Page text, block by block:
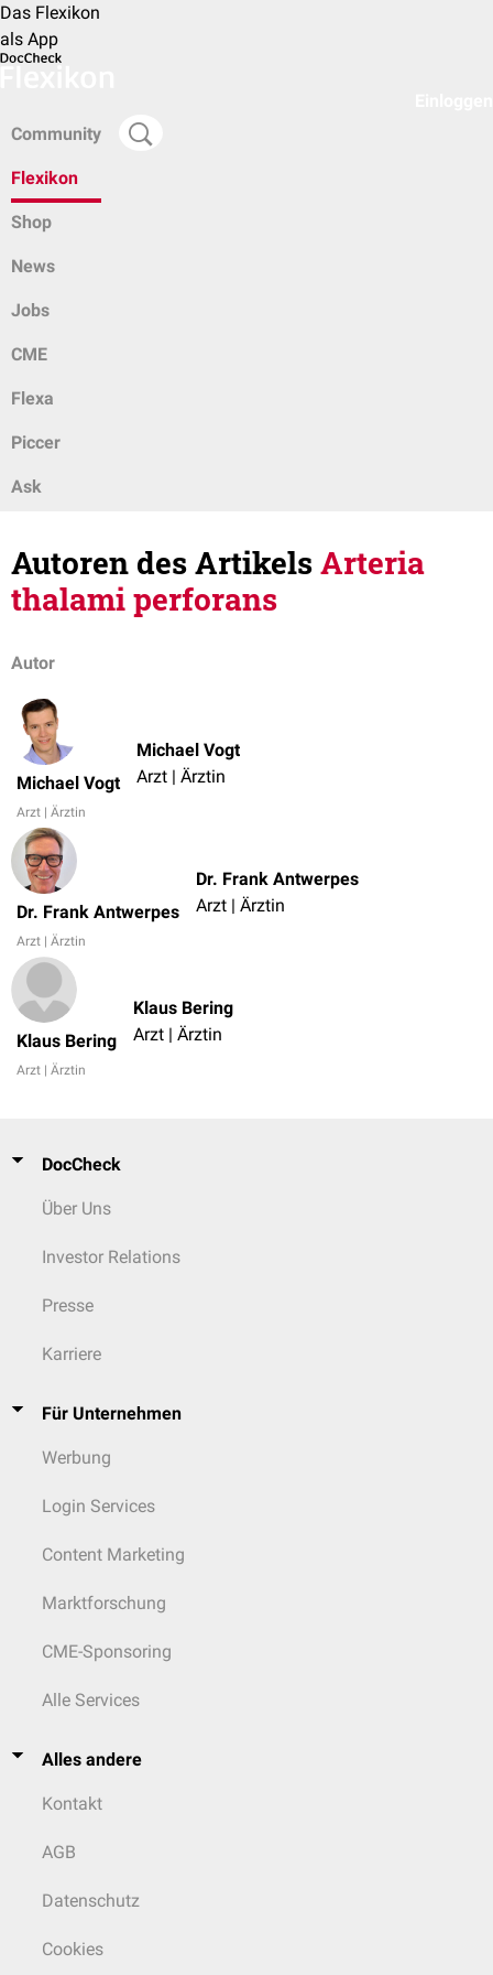
Das Flexikon
als App
Community
Flexikon
Shop
News
Jobs
CME
Flexa
Piccer
Ask
Autoren des ArtikelsArteria
thalami perforans
Autor
Michael Vogt
Arzt | Ärztin
Michael Vogt
Arzt | Ärztin
Dr. Frank Antwerpes
Arzt | Ärztin
Dr. Frank Antwerpes
Arzt | Ärztin
Klaus Bering
Arzt | Ärztin
Klaus Bering
Arzt | Ärztin
DocCheck
Über Uns
Investor Relations
Presse
Karriere
Für Unternehmen
Werbung
Login Services
Content Marketing
Marktforschung
CME-Sponsoring
Alle Services
Alles andere
Kontakt
AGB
Datenschutz
Cookies